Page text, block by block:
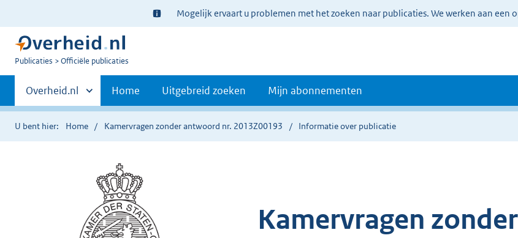
Ter
informatie:
Mogelijk ervaart u problemen met het zoeken naar publicaties. We werken aan een
U
Publicaties Officiële publicaties
Primaire
navigatie
Andere
sites
binnen
Overheid.nl Home Uitgebreid zoeken Mijn abonnementen
U bent hier: Home Kamervragen zonder antwoord nr. 2013Z00193 Informatie over publicatie
Kamervragen